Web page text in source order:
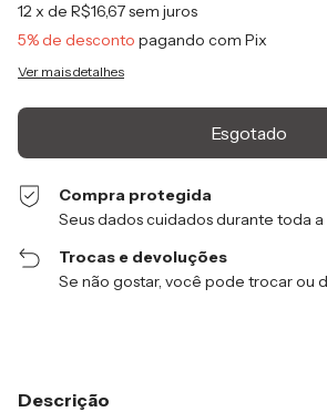
12x de R$16,67sem juros
5% de desconto pagando com Pix
Ver mais detalhes
Compra protegida
Seus dados cuidados durante toda
Trocas e devoluções
Se não gostar, você pode trocar ou
Descrição